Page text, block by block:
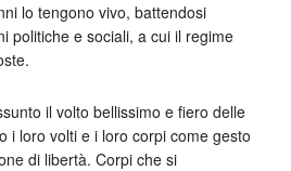
lo tengono vivo, battendosi
politiche e sociali, a cui il regime
il volto bellissimo e fiero delle
i loro volti e i loro corpi come gesto
di libertà. Corpi che si